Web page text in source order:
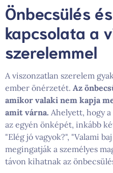
Önbecsülés
kapcsolata a
szerelemmel
A viszonzatlan szerelem
ember önérzetét. Az
amikor valaki nem kapja
amit várna. Ahelyett, hogy
az egyén önképét, inkább
"Elég jó vagyok?", "Valami
megingatják a személyes
távon kihatnak az